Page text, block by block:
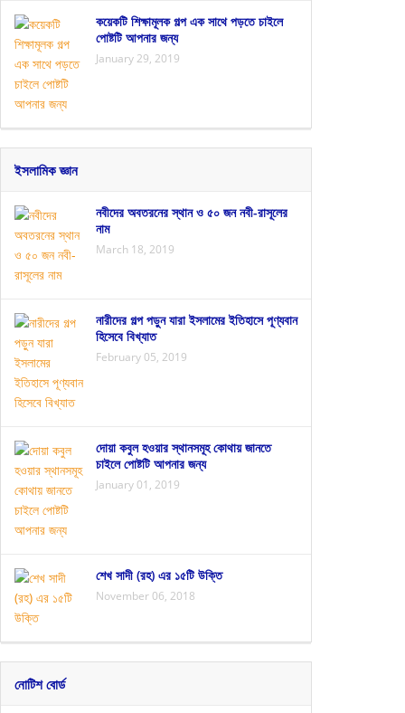
কয়েকটি শিক্ষামূলক গল্প এক সাথে পড়তে চাইলে
পোষ্টটি আপনার জন্য
January 29, 2019
ইসলামিক জ্ঞান
নবীদের অবতরনের স্থান ও ৫০ জন নবী-রাসূলের
নাম
March 18, 2019
নারীদের গল্প পড়ুন যারা ইসলামের ইতিহাসে পূণ্যবান
হিসেবে বিখ্যাত
February 05, 2019
দোয়া কবুল হওয়ার স্থানসমূহ কোথায় জানতে
চাইলে পোষ্টটি আপনার জন্য
January 01, 2019
শেখ সাদী (রহ) এর ১৫টি উক্তি
November 06, 2018
নোটিশ বোর্ড